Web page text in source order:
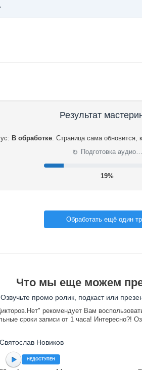
Результат
В обработке. Страница сама обновится,
⟳ Подготовка аудио…
20%
Обработать ещё один
Что мы еще можем
Озвучьте промо ролик, подкаст или
рекомендует Вам
сроки записи от 1 часа! Интересно?!
Святослав Новиков
НЕДОСТУПЕН